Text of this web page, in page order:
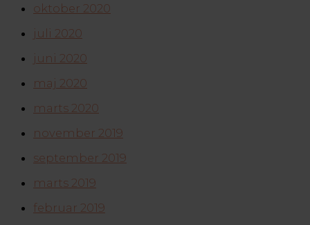
oktober 2020
juli 2020
juni 2020
maj 2020
marts 2020
november 2019
september 2019
marts 2019
februar 2019